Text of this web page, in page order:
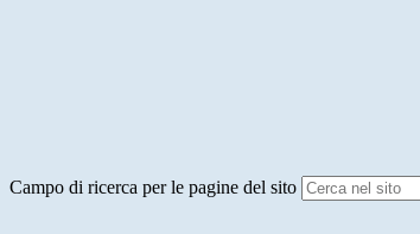
Campo di ricerca per le pagine del sito